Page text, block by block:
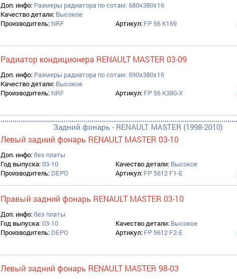
Доп. инфо: Размеры радиатора по сотам: 680x380x16
Качество детали: Высокое
Производитель: NRF Артикул: FP 56 K169
Радиатор кондиционера RENAULT MASTER 03-09
Доп. инфо: Размеры радиатора по сотам: 690x380x16
Качество детали: Высокое
Производитель: NRF Артикул: FP 56 K380-X
Задний фонарь - RENAULT MASTER (1998-2010)
Левый задний фонарь RENAULT MASTER 03-10
Доп. инфо:без платы
Год выпуска:03-10 Качество детали: Высокое
Производитель: DEPO Артикул: FP 5612 F1-E
Правый задний фонарь RENAULT MASTER 03-10
Доп. инфо:без платы
Год выпуска:03-10 Качество детали: Высокое
Производитель: DEPO Артикул: FP 5612 F2-E
Левый задний фонарь RENAULT MASTER 98-03